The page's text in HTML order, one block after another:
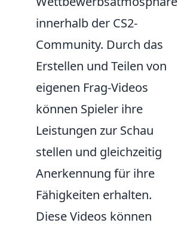
innerhalb der CS2-
Community. Durch das
Erstellen und Teilen von
eigenen Frag-Videos
können Spieler ihre
Leistungen zur Schau
stellen und gleichzeitig
Anerkennung für ihre
Fähigkeiten erhalten.
Diese Videos können